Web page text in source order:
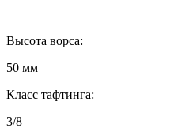
Высота ворса:
50 мм
Класс тафтинга:
3/8